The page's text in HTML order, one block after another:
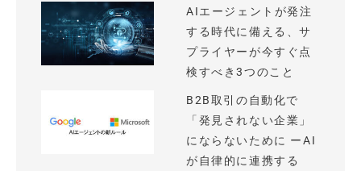
AIエージェントが発注
する時代に備える、サ
プライヤーが今すぐ点
検すべき3つのこと
B2B取引の自動化で
「発見されない企業」
にならないために ーAI
が自律的に連携する